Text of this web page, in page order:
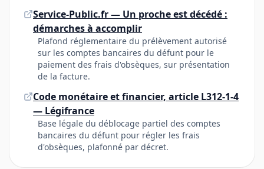
Service-Public.fr — Un proche est décédé :
démarches à accomplir
Plafond réglementaire du prélèvement autorisé
sur les comptes bancaires du défunt pour le
paiement des frais d'obsèques, sur présentation
de la facture.
Code monétaire et financier, article L312-1-4
— Légifrance
Base légale du déblocage partiel des comptes
bancaires du défunt pour régler les frais
d'obsèques, plafonné par décret.